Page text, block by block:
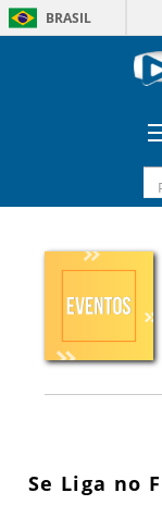
BRASIL
Se Liga no